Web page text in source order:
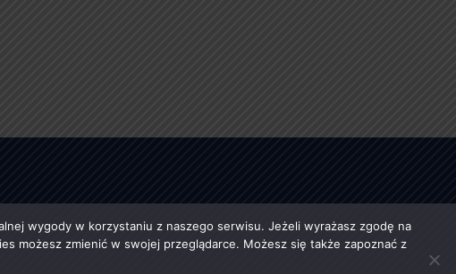
wygody w korzystaniu z naszego serwisu. Jeżeli wyrażasz zgodę na
możesz zmienić w swojej przeglądarce. Możesz się także zapoznać z